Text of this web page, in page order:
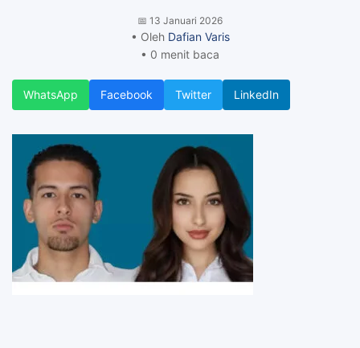
📅 13 Januari 2026
• Oleh Dafian Varis
• 0 menit baca
WhatsApp Facebook Twitter LinkedIn